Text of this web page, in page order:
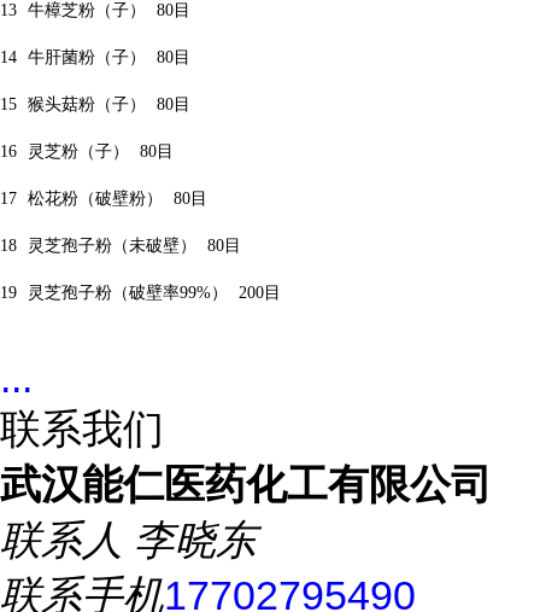
13 牛樟芝粉（子） 80 目
14 牛肝菌粉（子） 80 目
15 猴头菇粉（子） 80 目
16 灵芝粉（子） 80 目
17 松花粉（破壁粉） 80 目
18 灵芝孢子粉（未破壁） 80 目
19 灵芝孢子粉（破壁率99%） 200 目
...
联系我们
武汉能仁医药化工有限公司
联系人 李晓东
联系手机17702795490